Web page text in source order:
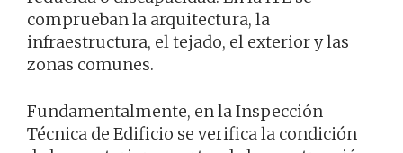
comprueban la arquitectura, la
infraestructura, el tejado, el exterior y las
zonas comunes.
Fundamentalmente, en la Inspección
Técnica de Edificio se verifica la condición